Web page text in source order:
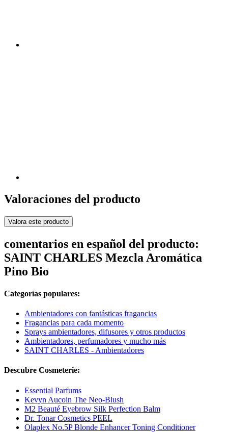
Valoraciones del producto
Valora este producto
comentarios en español del producto:
SAINT CHARLES Mezcla Aromática
Pino Bio
Categorías populares:
Ambientadores con fantásticas fragancias
Fragancias para cada momento
Sprays ambientadores, difusores y otros productos
Ambientadores, perfumadores y mucho más
SAINT CHARLES - Ambientadores
Descubre Cosmeterie:
Essential Parfums
Kevyn Aucoin The Neo-Blush
M2 Beauté Eyebrow Silk Perfection Balm
Dr. Tonar Cosmetics PEEL
Olaplex No.5P Blonde Enhancer Toning Conditioner